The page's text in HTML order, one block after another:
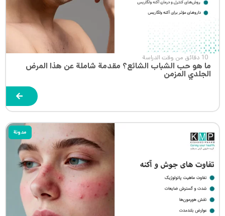
10 دقائق من وقت الدراسة
ما هو حب الشباب الشائع؟ مقدمة شاملة عن هذا المرض
الجلدي المزمن
مدونة